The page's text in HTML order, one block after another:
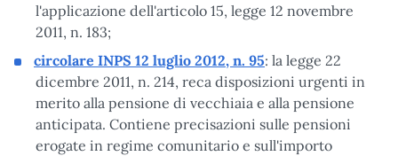
l'applicazione dell'articolo 15, legge 12 novembre
2011, n. 183;
circolare INPS 12 luglio 2012, n. 95: la legge 22
dicembre 2011, n. 214, reca disposizioni urgenti in
merito alla pensione di vecchiaia e alla pensione
anticipata. Contiene precisazioni sulle pensioni
erogate in regime comunitario e sull'importo